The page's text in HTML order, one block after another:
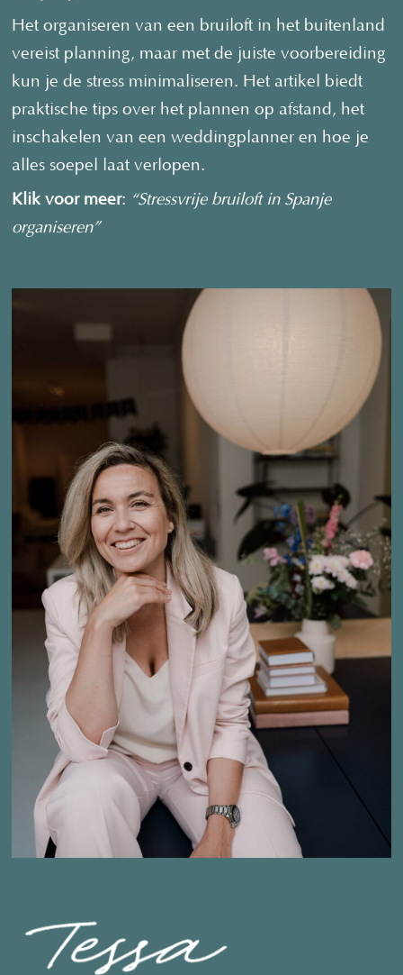
Het organiseren van een bruiloft in het buitenland
vereist planning, maar met de juiste voorbereiding
kun je de stress minimaliseren. Het artikel biedt
praktische tips over het plannen op afstand, het
inschakelen van een weddingplanner en hoe je
alles soepel laat verlopen.
Klik voor meer: “Stressvrije bruiloft in Spanje
organiseren”